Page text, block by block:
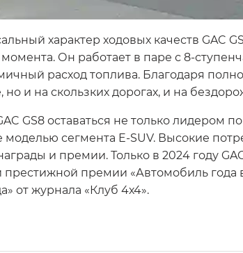
характер ходовых качеств GAC
Он работает в паре с 8-
расход топлива. Благодаря
но и на скользких дорогах, и на
GS8 оставаться не только
сегмента E-SUV. Высокие
и премии. Только в 2024 году
премии «Автомобиль года
от журнала «Клуб 4х4».